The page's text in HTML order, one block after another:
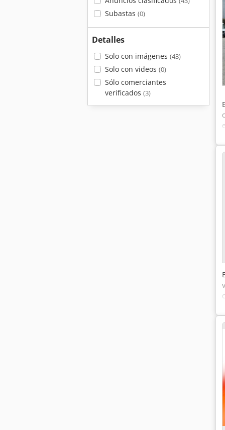
Subastas (0)
Detalles
Solo con imágenes (43)
Solo con videos (0)
Sólo comerciantes
verificados (3)